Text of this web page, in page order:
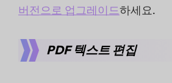
버전으로 업그레이드하세요.
PDF 텍스트 편집